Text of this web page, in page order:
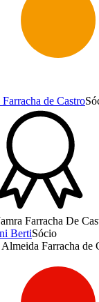
de Castro
Farracha De
BertiSócio
Farracha de